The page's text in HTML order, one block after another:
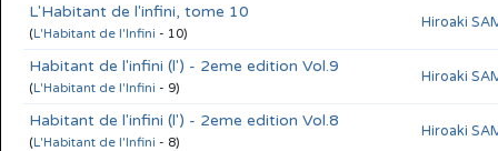
L'Habitant de l'infini, tome 10
(L'Habitant de l'Infini - 10)
Hiroaki
Habitant de l'infini (l') - 2eme edition Vol.9
(L'Habitant de l'Infini - 9)
Hiroaki
Habitant de l'infini (l') - 2eme edition Vol.8
(L'Habitant de l'Infini - 8)
Hiroaki